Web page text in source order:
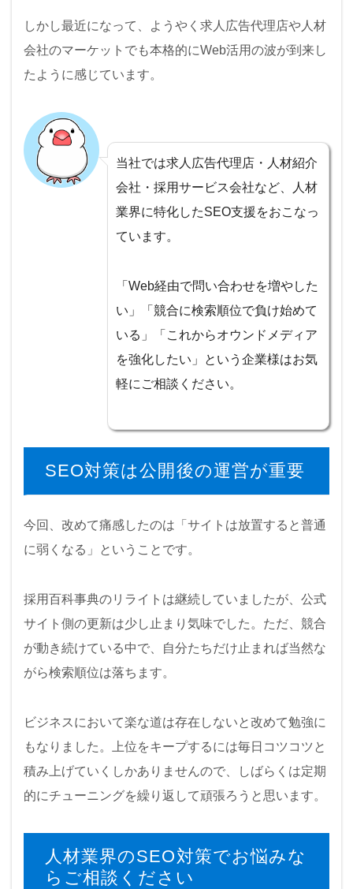
しかし最近になって、ようやく求人広告代理店や人材
会社のマーケットでも本格的にWeb活用の波が到来し
たように感じています。
当社では求人広告代理店・人材紹介
会社・採用サービス会社など、人材
業界に特化したSEO支援をおこなっ
ています。
「Web経由で問い合わせを増やした
い」「競合に検索順位で負け始めて
いる」「これからオウンドメディア
を強化したい」という企業様はお気
軽にご相談ください。
SEO対策は公開後の運営が重要
今回、改めて痛感したのは「サイトは放置すると普通
に弱くなる」ということです。
採用百科事典のリライトは継続していましたが、公式
サイト側の更新は少し止まり気味でした。ただ、競合
が動き続けている中で、自分たちだけ止まれば当然な
がら検索順位は落ちます。
ビジネスにおいて楽な道は存在しないと改めて勉強に
もなりました。上位をキープするには毎日コツコツと
積み上げていくしかありませんので、しばらくは定期
的にチューニングを繰り返して頑張ろうと思います。
人材業界のSEO対策でお悩みな
らご相談ください